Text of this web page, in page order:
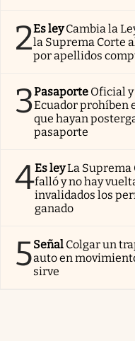
2Es ley Cambia la
la Suprema Corte
por apellidos
3Pasaporte Oficial
Ecuador prohíben
que hayan
pasaporte
4Es leyLa Suprema
falló y no hay
invalidados los
ganado
5Señal Colgar un
auto en
sirve